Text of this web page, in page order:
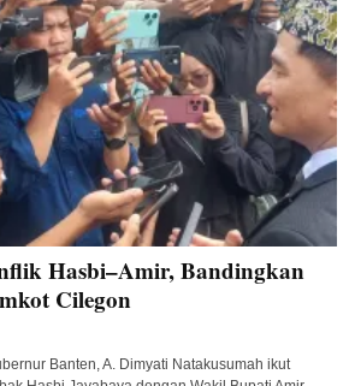
Hasbi–Amir, Bandingkan
Cilegon
Banten, A. Dimyati Natakusumah ikut